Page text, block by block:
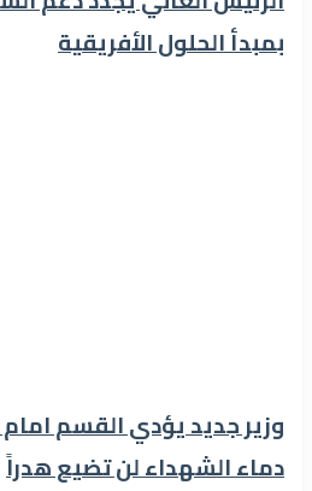
بمبدأ الحلول الأفريقية
وزير جديد يؤدي القسم
دماء الشهداء لن تضيع هدراً